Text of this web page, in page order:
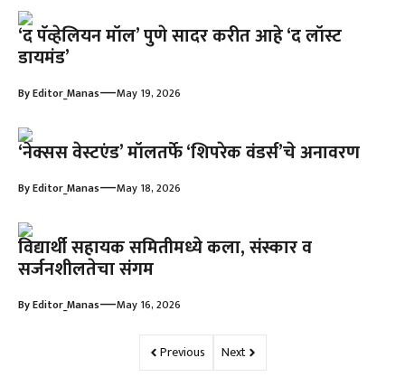
‘द पॅव्हेलियन मॉल’ पुणे सादर करीत आहे ‘द लॉस्ट
डायमंड’
ByEditor_Manas—May 19, 2026
‘नेक्सस वेस्टएंड’ मॉलतर्फे ‘शिपरेक वंडर्स’चे अनावरण
ByEditor_Manas—May 18, 2026
विद्यार्थी सहायक समितीमध्ये कला, संस्कार व
सर्जनशीलतेचा संगम
ByEditor_Manas—May 16, 2026
Previous Next